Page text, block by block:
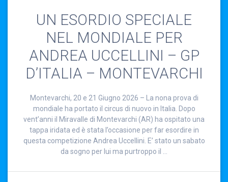
UN ESORDIO SPECIALE
NEL MONDIALE PER
ANDREA UCCELLINI – GP
D’ITALIA – MONTEVARCHI
Montevarchi, 20 e 21 Giugno 2026 – La nona prova di
mondiale ha portato il circus di nuovo in Italia. Dopo
vent’anni il Miravalle di Montevarchi (AR) ha ospitato una
tappa iridata ed è stata l’occasione per far esordire in
questa competizione Andrea Uccellini. E’ stato un sabato
da sogno per lui ma purtroppo il …